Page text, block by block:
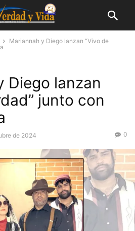
Mariannah y Diego lanzan “Vivo de
Diego lanzan
junto con
de 2024 0